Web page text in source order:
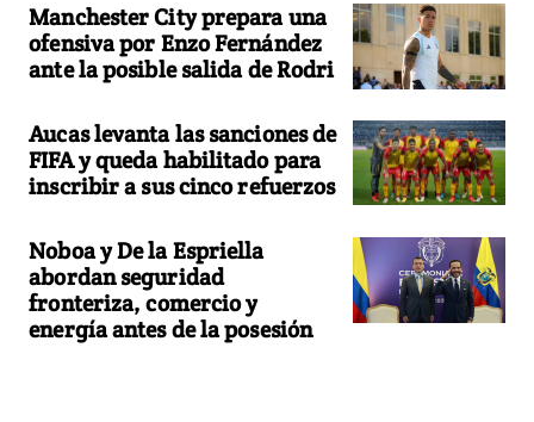
Manchester City prepara una
ofensiva por Enzo Fernández
ante la posible salida de Rodri
Aucas levanta las sanciones de
FIFA y queda habilitado para
inscribir a sus cinco refuerzos
Noboa y De la Espriella
abordan seguridad
fronteriza, comercio y
energía antes de la posesión